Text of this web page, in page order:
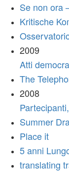
Se non ora
Kritische
2009
Atti
The
2008
Summer
Place it
5 anni
translating